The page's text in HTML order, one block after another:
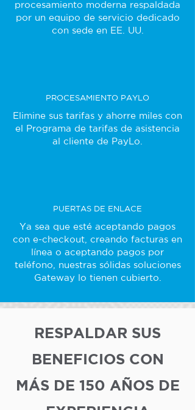
procesamiento moderna respaldada
por un equipo de servicio dedicado
con sede en EE. UU.
PROCESAMIENTO PAYLO
Elimine sus tarifas y ahorre miles con
el Programa de tarifas de asistencia
al cliente de PayLo.
PUERTAS DE ENLACE
Ya sea que esté aceptando pagos
con e-checkout, creando facturas en
línea o aceptando pagos por
teléfono, nuestras sólidas soluciones
Gateway lo tienen cubierto.
RESPALDAR SUS
BENEFICIOS CON
MÁS DE 150 AÑOS DE